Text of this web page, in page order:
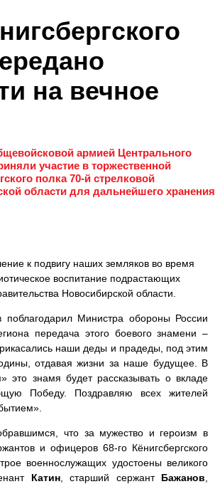
на вечное
армией Центрального
участие в торжественной
полка 70-й стрелковой
области для дальнейшего хранения
к подвигу наших земляков во время
воспитание подрастающих
Новосибирской области.
поблагодарил Министра обороны России
передача этого боевого знамени –
наши деды и прадеды, под этим
отдавая жизни за наше будущее. В
это знамя будет рассказывать о вкладе
Победу. Поздравляю всех жителей
что за мужество и героизм в
и офицеров 68-го Кёнигсбергского
военнослужащих удостоены великого
Катин, старший сержант Бажанов